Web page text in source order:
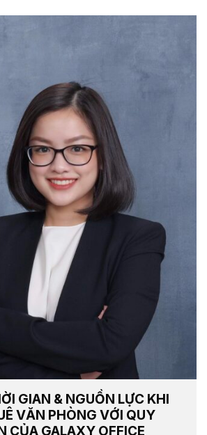
GIAN & NGUỒN LỰC KHI
VĂN PHÒNG VỚI QUY
CỦA GALAXY OFFICE